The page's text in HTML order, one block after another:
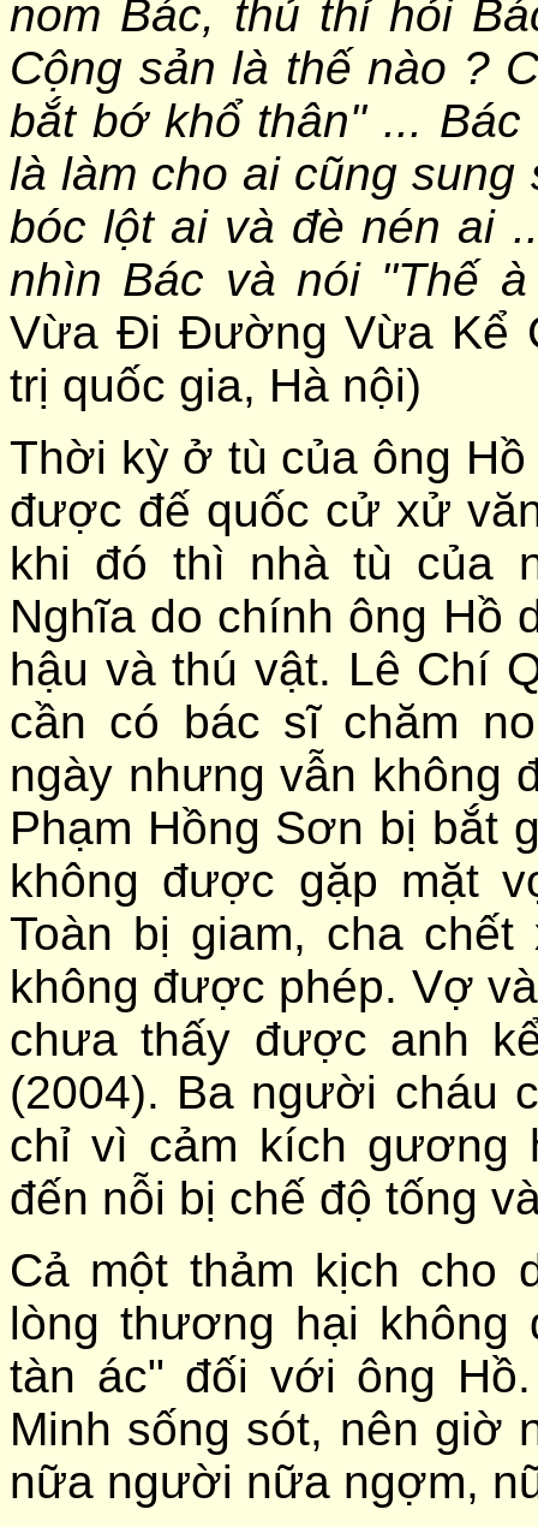
nom Bác, thủ thỉ hỏi
Cộng sản là thế nào ?
bắt bớ khổ thân" ...
là làm cho ai cũng
bóc lột ai và đè nén ai
nhìn Bác và nói "Thế
Vừa Đi Đường Vừa Kể
trị quốc gia, Hà nội)
Thời kỳ ở tù của ông
được đế quốc cử xử
khi đó thì nhà tù của
Nghĩa do chính ông Hồ
hậu và thú vật. Lê Chí
cần có bác sĩ chăm
ngày nhưng vẫn không
Phạm Hồng Sơn bị bắt
không được gặp mặt
Toàn bị giam, cha
không được phép. Vợ
chưa thấy được anh
(2004). Ba người cháu
chỉ vì cảm kích gương
đến nỗi bị chế độ tống
Cả một thảm kịch cho
lòng thương hại không
tàn ác" đối với ông
Minh sống sót, nên giờ
nữa người nữa ngợm,